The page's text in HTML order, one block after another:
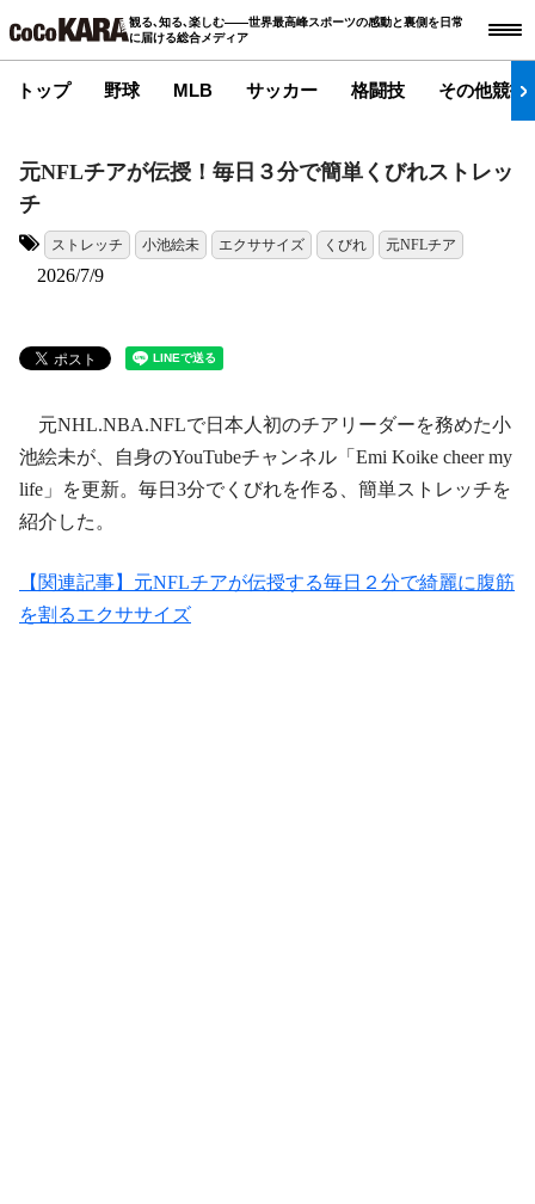
観る､知る､楽しむ――世界最高峰スポーツの感動と裏側を日常
に届ける総合メディア
トップ 野球 MLB サッカー 格闘技 その他競技
元NFLチアが伝授！毎日３分で簡単くびれストレッ
チ
ストレッチ 小池絵未 エクササイズ くびれ 元NFLチア
2026/7/9
元NHL.NBA.NFLで日本人初のチアリーダーを務めた小
池絵未が、自身のYouTubeチャンネル「Emi Koike cheer my
life」を更新。毎日3分でくびれを作る、簡単ストレッチを
紹介した。
【関連記事】元NFLチアが伝授する毎日２分で綺麗に腹筋
を割るエクササイズ